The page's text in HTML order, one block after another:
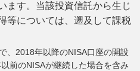
ます。当該投資信託から生じ
等については、遡及して課税
、2018年以降のNISA口座の開設
前のNISAが継続した場合を含み